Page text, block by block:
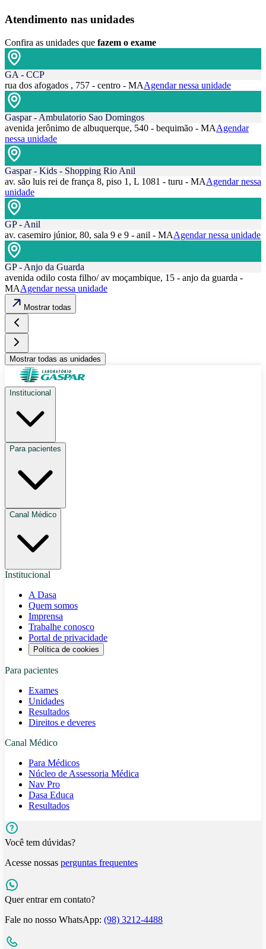
Atendimento nas unidades
Confira as unidades que fazem o exame
GA - CCP
rua dos afogados , 757 - centro - MAAgendar nessa unidade
Gaspar - Ambulatorio Sao Domingos
avenida jerônimo de albuquerque, 540 - bequimão - MAAgendar
nessa unidade
Gaspar - Kids - Shopping Rio Anil
av. são luis rei de frança 8, piso 1, L 1081 - turu - MAAgendar nessa
unidade
GP - Anil
av. casemiro júnior, 80, sala 9 e 9 - anil - MAAgendar nessa unidade
GP - Anjo da Guarda
avenida odilo costa filho/ av moçambique, 15 - anjo da guarda -
MAAgendar nessa unidade
Mostrar todas
Mostrar todas as unidades
Institucional
Para pacientes
Canal Médico
Institucional
A Dasa
Quem somos
Imprensa
Trabalhe conosco
Portal de privacidade
Política de cookies
Para pacientes
Exames
Unidades
Resultados
Direitos e deveres
Canal Médico
Para Médicos
Núcleo de Assessoria Médica
Nav Pro
Dasa Educa
Resultados
Você tem dúvidas?
Acesse nossas perguntas frequentes
Quer entrar em contato?
Fale no nosso WhatsApp: (98) 3212-4488